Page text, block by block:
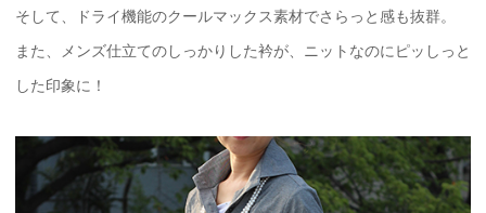
そして、ドライ機能のクールマックス素材でさらっと感も抜群。
また、メンズ仕立てのしっかりした衿が、ニットなのにピッしっと
した印象に！